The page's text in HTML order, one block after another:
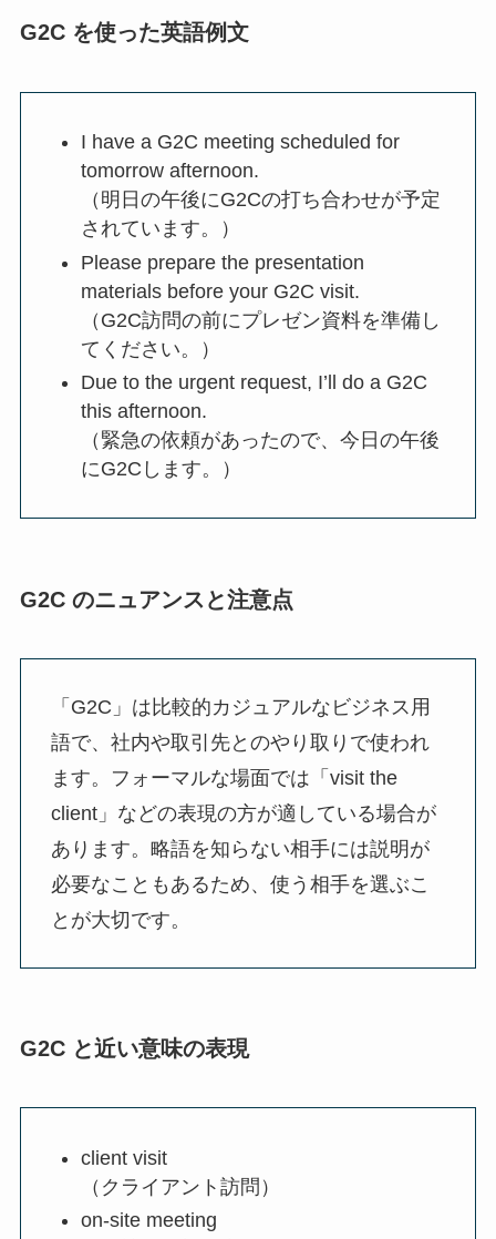
G2C を使った英語例文
I have a G2C meeting scheduled for
tomorrow afternoon.
（明日の午後にG2Cの打ち合わせが予定
されています。）
Please prepare the presentation
materials before your G2C visit.
（G2C訪問の前にプレゼン資料を準備し
てください。）
Due to the urgent request, I’ll do a G2C
this afternoon.
（緊急の依頼があったので、今日の午後
にG2Cします。）
G2C のニュアンスと注意点
「G2C」は比較的カジュアルなビジネス用
語で、社内や取引先とのやり取りで使われ
ます。フォーマルな場面では「visit the
client」などの表現の方が適している場合が
あります。略語を知らない相手には説明が
必要なこともあるため、使う相手を選ぶこ
とが大切です。
G2C と近い意味の表現
client visit
（クライアント訪問）
on-site meeting